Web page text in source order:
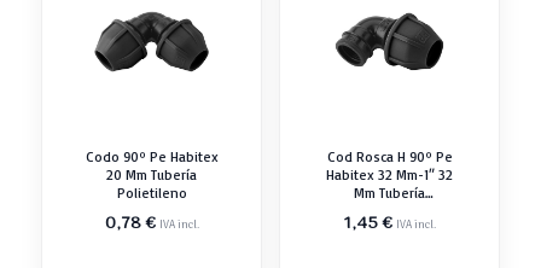
Codo 90º Pe Habitex
20 Mm Tubería
Polietileno
0,78€ IVA incl.
Cod Rosca H 90º Pe
Habitex 32 Mm-1″ 32
Mm Tubería
1,45€ IVA incl.